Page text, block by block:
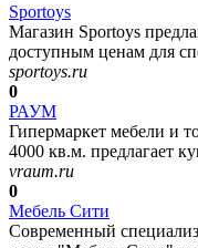
Sportoys
Магазин Sportoys
доступным ценам для
sportoys.ru
0
РАУМ
Гипермаркет мебели и
4000 кв.м. предлагает
vraum.ru
0
Мебель Сити
Современный